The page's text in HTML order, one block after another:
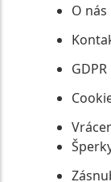
O nás
GDPR